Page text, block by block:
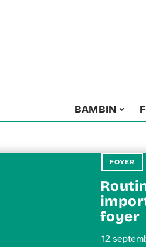
BAMBIN
FOYER
foyer
12